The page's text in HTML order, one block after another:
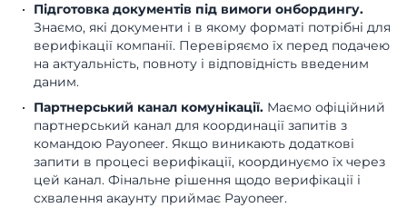
Підготовка документів під вимоги онбордингу.
Знаємо, які документи і в якому форматі потрібні для
верифікації компанії. Перевіряємо їх перед подачею
на актуальність, повноту і відповідність введеним
даним.
Партнерський канал комунікації. Маємо офіційний
партнерський канал для координації запитів з
командою Payoneer. Якщо виникають додаткові
запити в процесі верифікації, координуємо їх через
цей канал. Фінальне рішення щодо верифікації і
схвалення акаунту приймає Payoneer.